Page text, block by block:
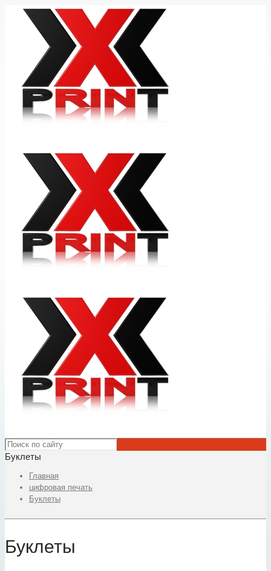
Буклеты
Главная
цифровая печать
Буклеты
Буклеты